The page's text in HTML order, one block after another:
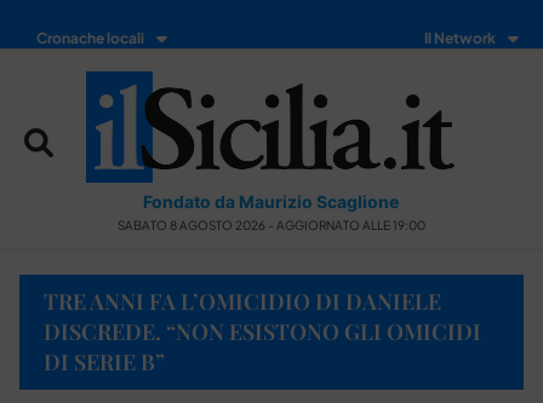
Cronache locali Il Network
Fondato da Maurizio Scaglione
SABATO 8 AGOSTO 2026 - AGGIORNATO ALLE 19:00
TRE ANNI FA L’OMICIDIO DI DANIELE
DISCREDE. “NON ESISTONO GLI OMICIDI
DI SERIE B”